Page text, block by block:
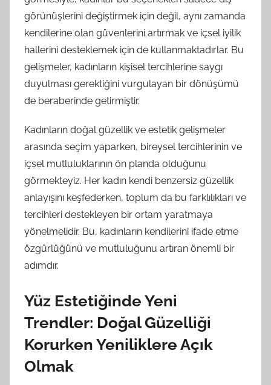
görünüşlerini değiştirmek için değil, aynı zamanda
kendilerine olan güvenlerini artırmak ve içsel iyilik
hallerini desteklemek için de kullanmaktadırlar. Bu
gelişmeler, kadınların kişisel tercihlerine saygı
duyulması gerektiğini vurgulayan bir dönüşümü
de beraberinde getirmiştir.
Kadınların doğal güzellik ve estetik gelişmeler
arasında seçim yaparken, bireysel tercihlerinin ve
içsel mutluluklarının ön planda olduğunu
görmekteyiz. Her kadın kendi benzersiz güzellik
anlayışını keşfederken, toplum da bu farklılıkları ve
tercihleri destekleyen bir ortam yaratmaya
yönelmelidir. Bu, kadınların kendilerini ifade etme
özgürlüğünü ve mutluluğunu artıran önemli bir
adımdır.
Yüz Estetiğinde Yeni
Trendler: Doğal Güzelliği
Korurken Yeniliklere Açık
Olmak